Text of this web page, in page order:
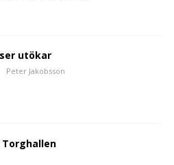
utökar
Peter Jakobsson